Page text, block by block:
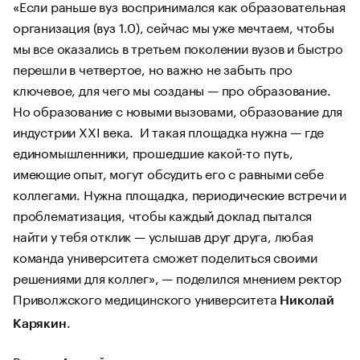
«Если раньше вуз воспринимался как образовательная
организация (вуз 1.0), сейчас мы уже мечтаем, чтобы
мы все оказались в третьем поколении вузов и быстро
перешли в четвертое, но важно не забыть про
ключевое, для чего мы созданы — про образование.
Но образование с новыми вызовами, образование для
индустрии XXI века. И такая площадка нужна — где
единомышленники, прошедшие какой-то путь,
имеющие опыт, могут обсудить его с равными себе
коллегами. Нужна площадка, периодические встречи и
проблематизация, чтобы каждый доклад пытался
найти у тебя отклик — услышав друг друга, любая
команда университета сможет поделиться своими
решениями для коллег», — поделился мнением ректор
Приволжского медицинского университета Николай
Карякин.